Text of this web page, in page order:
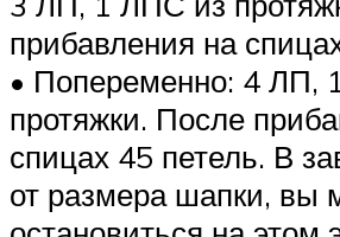
прибавления на
• Попеременно: 4 ЛП,
протяжки. После
спицах 45 петель. В
от размера шапки, вы